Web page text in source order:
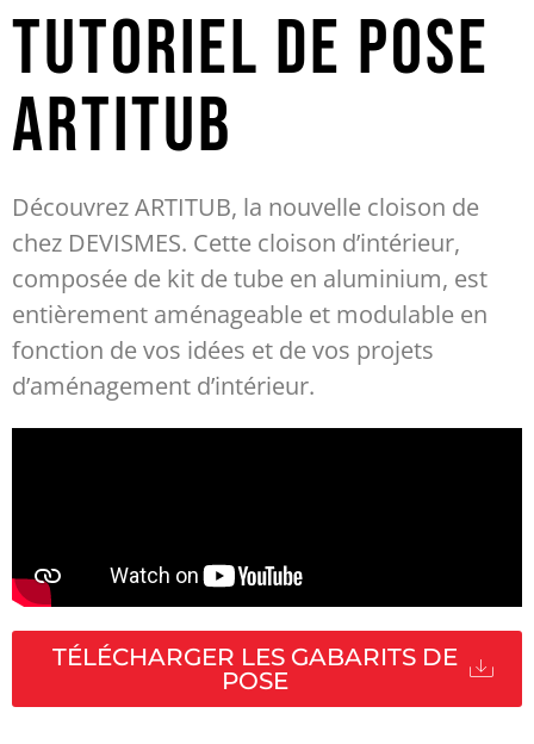
Tutoriel de pose
artitub
Découvrez ARTITUB, la nouvelle cloison de
chez DEVISMES. Cette cloison d’intérieur,
composée de kit de tube en aluminium, est
entièrement aménageable et modulable en
fonction de vos idées et de vos projets
d’aménagement d’intérieur.
TÉLÉCHARGER LES GABARITS DE
POSE